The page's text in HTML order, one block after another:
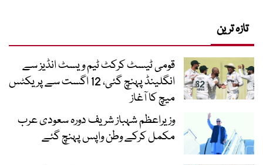
تازہ ترین
قومی ٹیسٹ کرکٹ ٹیم ویسٹ انڈیز سے
انگلینڈ پہنچ گئی، 12 اگست سے پریکٹس
میچ کا آغاز
وزیراعظم شہباز شریف دورہ سعودی عرب
مکمل کرکے وطن واپس پہنچ گئے